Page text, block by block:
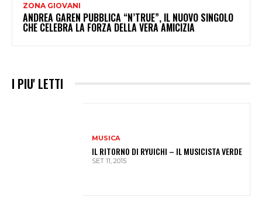
ZONA GIOVANI
ANDREA GAREN PUBBLICA “N’TRUE”, IL NUOVO SINGOLO
CHE CELEBRA LA FORZA DELLA VERA AMICIZIA
I PIU' LETTI
MUSICA
IL RITORNO DI RYUICHI – IL MUSICISTA VERDE
SET 11, 2015